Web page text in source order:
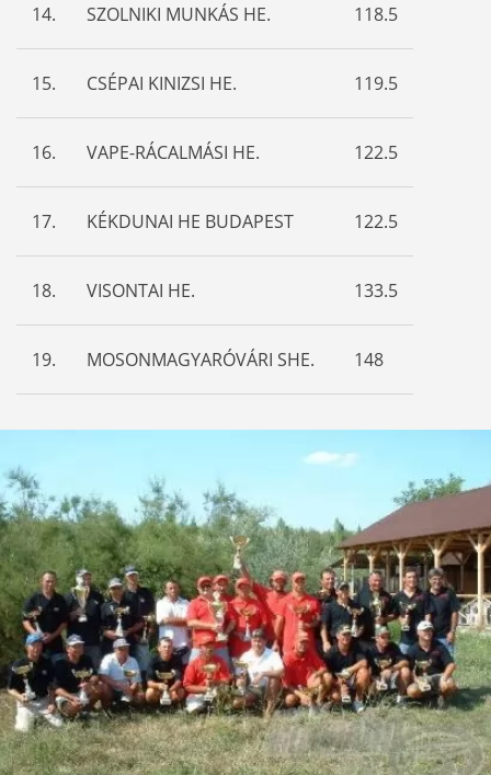
14. SZOLNIKI MUNKÁS HE. 118.5
15. CSÉPAI KINIZSI HE. 119.5
16. VAPE-RÁCALMÁSI HE. 122.5
17. KÉKDUNAI HE BUDAPEST 122.5
18. VISONTAI HE. 133.5
19. MOSONMAGYARÓVÁRI SHE. 148